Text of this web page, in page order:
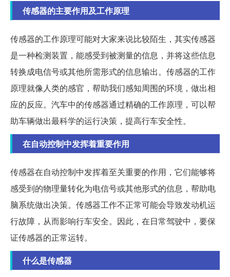
传感器的主要作用及工作原理
传感器的工作原理可能对大家来说比较陌生，其实传感器
是一种检测装置，能感受到被测量的信息，并将这些信息
转换成电信号或其他所需形式的信息输出。传感器的工作
原理就像人类的感官，帮助我们感知周围的环境，做出相
应的反应。汽车中的传感器通过精确的工作原理，可以帮
助车辆做出最科学的运行决策，提高行车安全性。
在自动控制中发挥着重要作用
传感器在自动控制中发挥着至关重要的作用，它们能够将
感受到的物理量转化为电信号或其他形式的信息，帮助电
脑系统做出决策。传感器工作不正常可能会导致发动机运
行故障，从而影响行车安全。因此，在日常驾驶中，要保
证传感器的正常运转。
什么是传感器